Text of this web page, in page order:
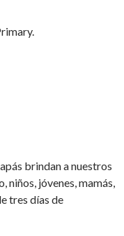
brindan a nuestros
niños, jóvenes, mamás,
tres días de